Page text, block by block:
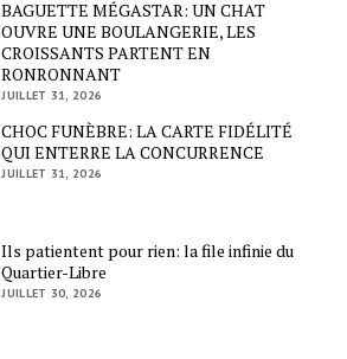
BAGUETTE MÉGASTAR: UN CHAT
OUVRE UNE BOULANGERIE, LES
CROISSANTS PARTENT EN
RONRONNANT
JUILLET 31, 2026
CHOC FUNÈBRE: LA CARTE FIDÉLITÉ
QUI ENTERRE LA CONCURRENCE
JUILLET 31, 2026
Ils patientent pour rien: la file infinie du
Quartier-Libre
JUILLET 30, 2026